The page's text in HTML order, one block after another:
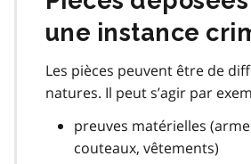
une instance
Les pièces peuvent être de
natures. Il peut s’agir par
preuves matérielles
couteaux, vêtements)